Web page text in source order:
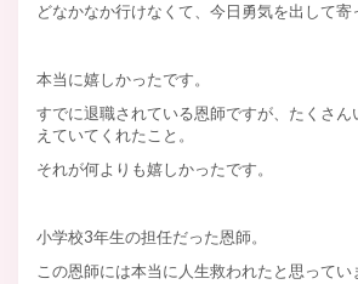
どなかなか行けなくて、今日勇気を出して寄
本当に嬉しかったです。
すでに退職されている恩師ですが、たくさん
えていてくれたこと。
それが何よりも嬉しかったです。
小学校3年生の担任だった恩師。
この恩師には本当に人生救われたと思ってい